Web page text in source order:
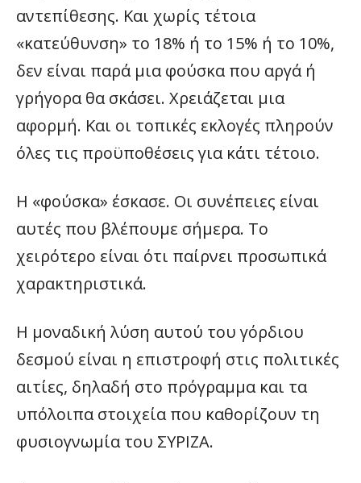
αντεπίθεσης. Και χωρίς τέτοια
«κατεύθυνση» το 18% ή το 15% ή το 10%,
δεν είναι παρά μια φούσκα που αργά ή
γρήγορα θα σκάσει. Χρειάζεται μια
αφορμή. Και οι τοπικές εκλογές πληρούν
όλες τις προϋποθέσεις για κάτι τέτοιο.
Η «φούσκα» έσκασε. Οι συνέπειες είναι
αυτές που βλέπουμε σήμερα. Το
χειρότερο είναι ότι παίρνει προσωπικά
χαρακτηριστικά.
Η μοναδική λύση αυτού του γόρδιου
δεσμού είναι η επιστροφή στις πολιτικές
αιτίες, δηλαδή στο πρόγραμμα και τα
υπόλοιπα στοιχεία που καθορίζουν τη
φυσιογνωμία του ΣΥΡΙΖΑ.